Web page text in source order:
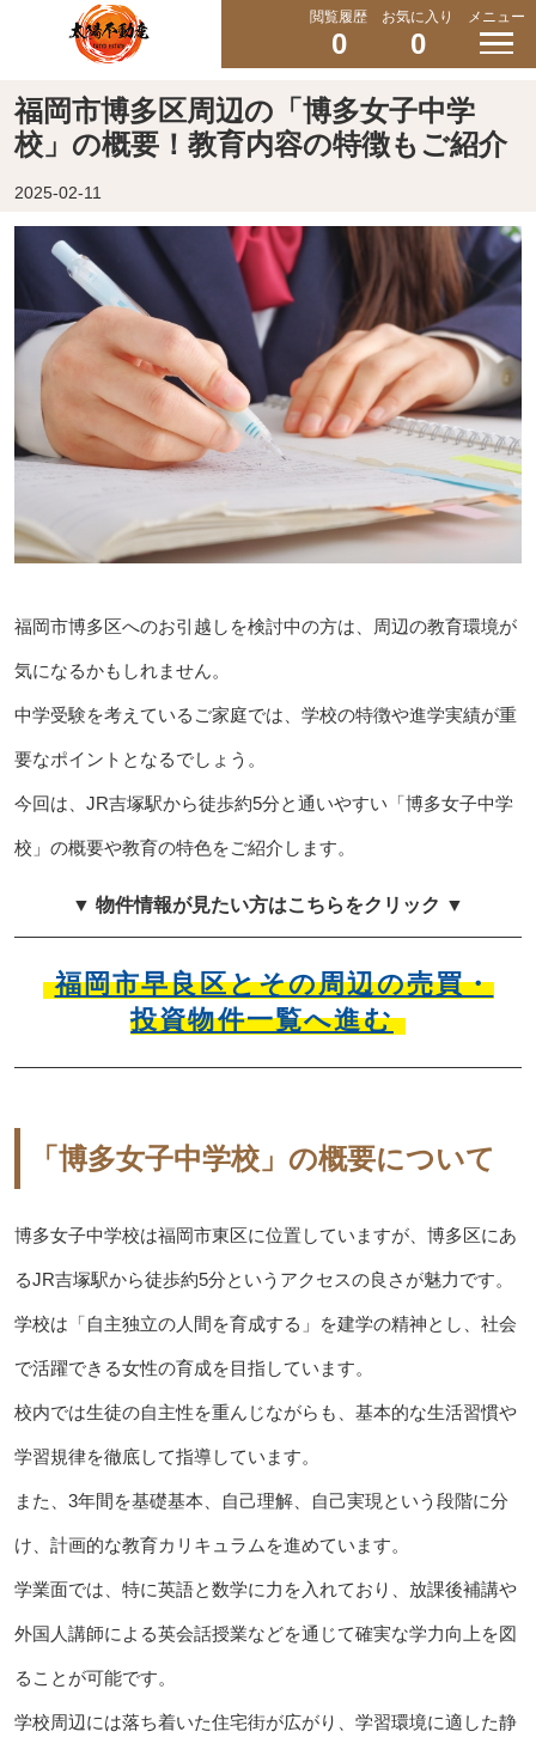
閲覧履歴
0
お気に入り
0
メニュー
福岡市博多区周辺の「博多女子中学
校」の概要！教育内容の特徴もご紹介
2025-02-11
福岡市博多区へのお引越しを検討中の方は、周辺の教育環境が
気になるかもしれません。
中学受験を考えているご家庭では、学校の特徴や進学実績が重
要なポイントとなるでしょう。
今回は、JR吉塚駅から徒歩約5分と通いやすい「博多女子中学
校」の概要や教育の特色をご紹介します。
▼ 物件情報が見たい方はこちらをクリック ▼
福岡市早良区とその周辺の売買・
投資物件一覧へ進む
「博多女子中学校」の概要について
博多女子中学校は福岡市東区に位置していますが、博多区にあ
るJR吉塚駅から徒歩約5分というアクセスの良さが魅力です。
学校は「自主独立の人間を育成する」を建学の精神とし、社会
で活躍できる女性の育成を目指しています。
校内では生徒の自主性を重んじながらも、基本的な生活習慣や
学習規律を徹底して指導しています。
また、3年間を基礎基本、自己理解、自己実現という段階に分
け、計画的な教育カリキュラムを進めています。
学業面では、特に英語と数学に力を入れており、放課後補講や
外国人講師による英会話授業などを通じて確実な学力向上を図
ることが可能です。
学校周辺には落ち着いた住宅街が広がり、学習環境に適した静